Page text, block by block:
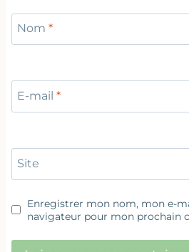
Nom *
E-mail *
Site
Enregistrer mon nom, mon e-
navigateur pour mon prochain